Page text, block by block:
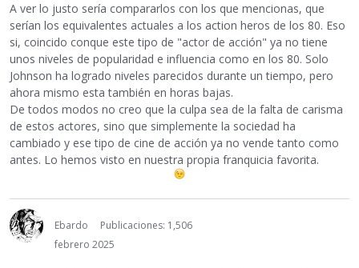
A ver lo justo sería compararlos con los que mencionas, que
serían los equivalentes actuales a los action heros de los 80. Eso
si, coincido conque este tipo de "actor de acción" ya no tiene
unos niveles de popularidad e influencia como en los 80. Solo
Johnson ha logrado niveles parecidos durante un tiempo, pero
ahora mismo esta también en horas bajas.
De todos modos no creo que la culpa sea de la falta de carisma
de estos actores, sino que simplemente la sociedad ha
cambiado y ese tipo de cine de acción ya no vende tanto como
antes. Lo hemos visto en nuestra propia franquicia favorita.
Ebardo
Publicaciones: 1,506
febrero 2025